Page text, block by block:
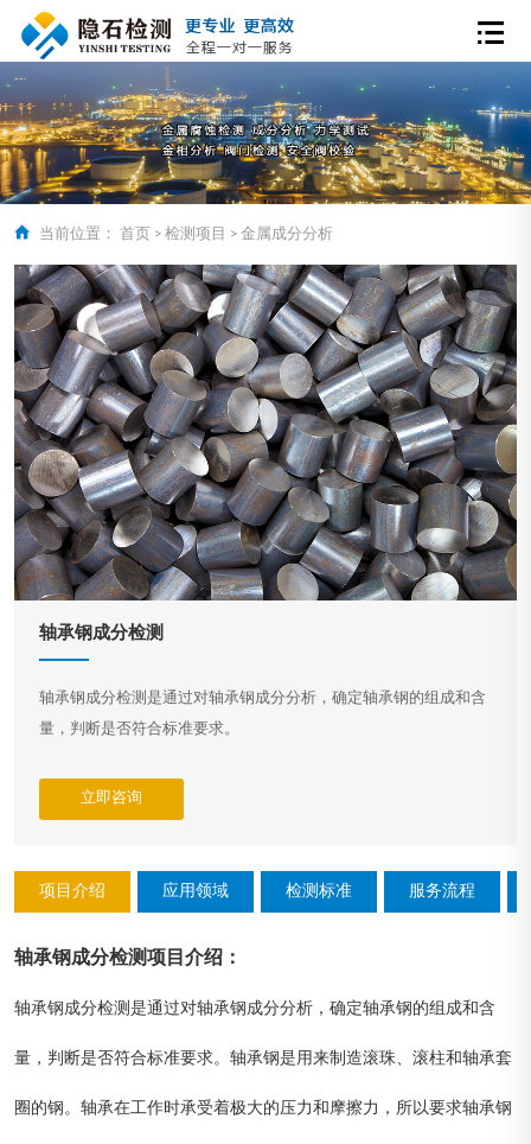
当前位置： 首页 > 检测项目 > 金属成分分析
轴承钢成分检测
轴承钢成分检测是通过对轴承钢成分分析，确定轴承钢的组成和含
量，判断是否符合标准要求。
立即咨询
项目介绍 应用领域 检测标准 服务流程
轴承钢成分检测项目介绍 ：
轴承钢成分检测是通过对轴承钢成分分析，确定轴承钢的组成和含
量，判断是否符合标准要求。轴承钢是用来制造滚珠、滚柱和轴承套
圈的钢。轴承在工作时承受着极大的压力和摩擦力，所以要求轴承钢